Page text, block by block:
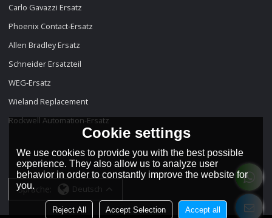
Carlo Gavazzi Ersatz
Phoenix Contact-Ersatz
Allen Bradley Ersatz
Schneider Ersatzteil
WEG-Ersatz
Wieland Replacement
Rockwell Automation-Ersatz
Sprache: Deutsch
Cookie settings
We use cookies to provide you with the best possible
experience. They also allow us to analyze user
behavior in order to constantly improve the website for
you.
Reject All Accept Selection Accept all